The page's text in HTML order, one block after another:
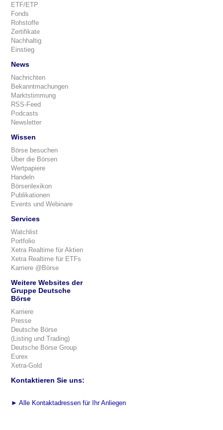
ETF/ETP
Fonds
Rohstoffe
Zertifikate
Nachhaltig
Einstieg
News
Nachrichten
Bekanntmachungen
Marktstimmung
RSS-Feed
Podcasts
Newsletter
Wissen
Börse besuchen
Über die Börsen
Wertpapiere
Handeln
Börsenlexikon
Publikationen
Events und Webinare
Services
Watchlist
Portfolio
Xetra Realtime für Aktien
Xetra Realtime für ETFs
Karriere @Börse
Weitere Websites der
Gruppe Deutsche
Börse
Karriere
Presse
Deutsche Börse
(Listing und Trading)
Deutsche Börse Group
Eurex
Xetra-Gold
Kontaktieren Sie uns:
► Alle Kontaktadressen für Ihr Anliegen